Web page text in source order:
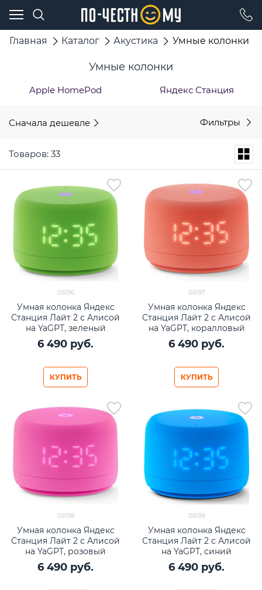
Главная Каталог Акустика Умные колонки
Умные колонки
Apple HomePod Яндекс Станция
Сначала дешевле Фильтры
Товаров: 33
06196
Умная колонка Яндекс
Станция Лайт 2 с Алисой
на YaGPT, зеленый
6 490 руб.
КУПИТЬ
06197
Умная колонка Яндекс
Станция Лайт 2 с Алисой
на YaGPT, коралловый
6 490 руб.
КУПИТЬ
06198
Умная колонка Яндекс
Станция Лайт 2 с Алисой
на YaGPT, розовый
6 490 руб.
06199
Умная колонка Яндекс
Станция Лайт 2 с Алисой
на YaGPT, синий
6 490 руб.